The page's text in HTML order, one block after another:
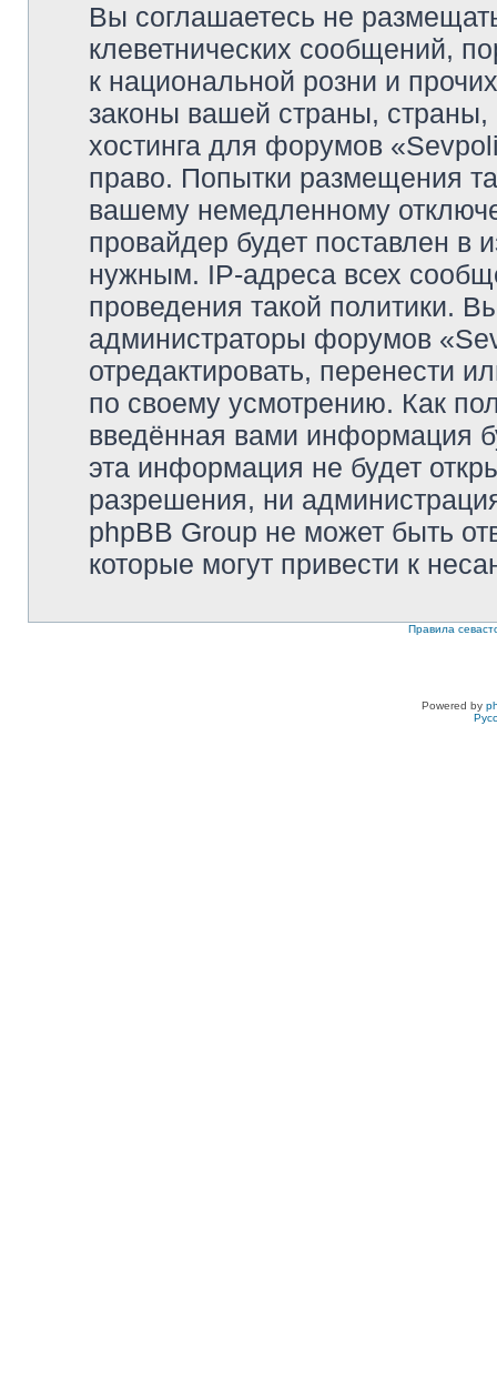
Вы соглашаетесь не
клеветнических сообщений,
к национальной розни и
законы вашей страны, страны,
хостинга для форумов
право. Попытки размещения
вашему немедленному
провайдер будет поставлен в
нужным. IP-адреса всех
проведения такой политики.
администраторы форумов
отредактировать, перенести
по своему усмотрению. Как
введённая вами информация
эта информация не будет
разрешения, ни
phpBB Group не может быть
которые могут привести к
Правила
Powered by